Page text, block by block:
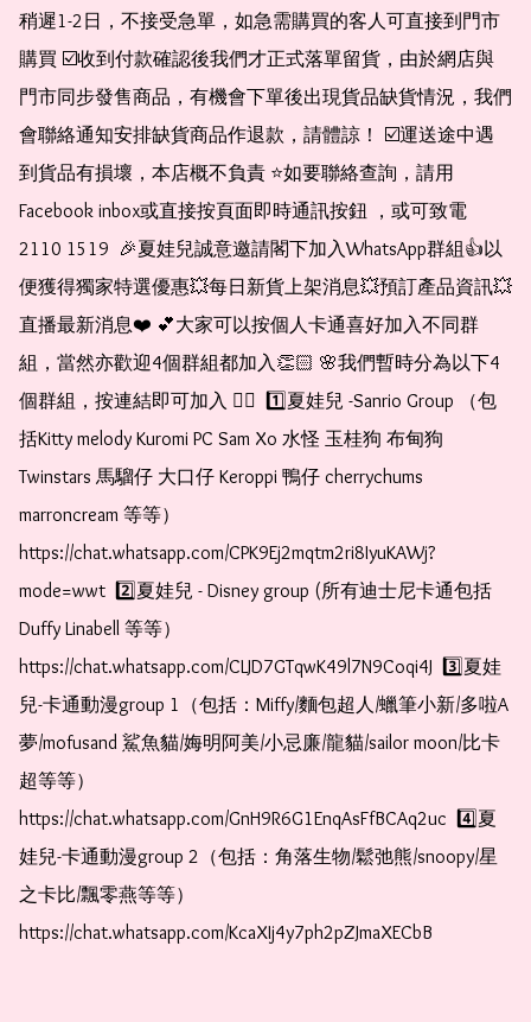
稍遲1-2日，不接受急單，如急需購買的客人可直接到門市
購買 ☑️收到付款確認後我們才正式落單留貨，由於網店與
門市同步發售商品，有機會下單後出現貨品缺貨情況，我們
會聯絡通知安排缺貨商品作退款，請體諒！ ☑️運送途中遇
到貨品有損壞，本店概不負責 ⭐️如要聯絡查詢，請用
Facebook inbox或直接按頁面即時通訊按鈕 ，或可致電
2110 1519  🎉夏娃兒誠意邀請閣下加入WhatsApp群組👍以
便獲得獨家特選優惠💥每日新貨上架消息💥預訂產品資訊💥
直播最新消息❤️ 💕大家可以按個人卡通喜好加入不同群
組，當然亦歡迎4個群組都加入👏🏻 🌸我們暫時分為以下4
個群組，按連結即可加入 👇🏻  1️⃣夏娃兒 -Sanrio Group （包
括Kitty melody Kuromi PC Sam Xo 水怪 玉桂狗 布甸狗
Twinstars 馬騮仔 大口仔 Keroppi 鴨仔 cherrychums
marroncream 等等）
https://chat.whatsapp.com/CPK9Ej2mqtm2ri8IyuKAWj?
mode=wwt  2️⃣夏娃兒 - Disney group (所有迪士尼卡通包括
Duffy Linabell 等等）
https://chat.whatsapp.com/CLJD7GTqwK49l7N9Coqi4J  3️⃣夏娃
兒-卡通動漫group 1（包括：Miffy/麵包超人/蠟筆小新/多啦A
夢/mofusand 鯊魚貓/娒明阿美/小忌廉/龍貓/sailor moon/比卡
超等等）
https://chat.whatsapp.com/GnH9R6G1EnqAsFfBCAq2uc  4️⃣夏
娃兒-卡通動漫group 2（包括：角落生物/鬆弛熊/snoopy/星
之卡比/飄零燕等等）
https://chat.whatsapp.com/KcaXIj4y7ph2pZJmaXECbB